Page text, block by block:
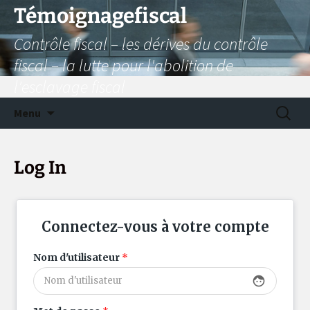
Aller
contenu
Témoignagefiscal
Contrôle fiscal – les dérives du contrôle
fiscal – la lutte pour l'abolition de
Menu
Log In
Connectez-vous à votre compte
Nom d'utilisateur *
face